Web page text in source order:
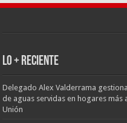
LO + RECIENTE
Delegado Alex Valderrama
de aguas servidas en hogares
Unión